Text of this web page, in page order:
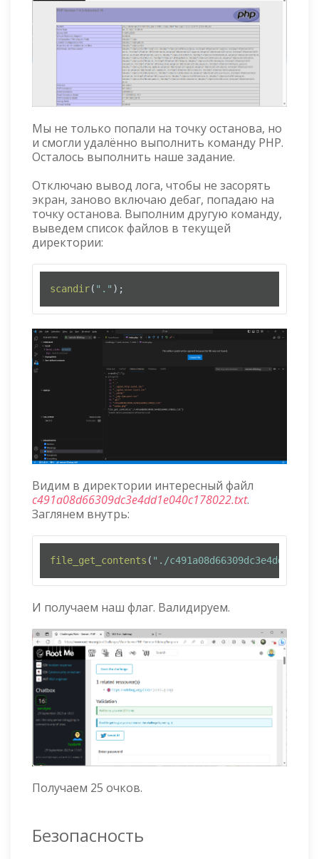
Мы не только попали на точку останова, но
и смогли удалённо выполнить команду PHP.
Осталось выполнить наше задание.
Отключаю вывод лога, чтобы не засорять
экран, заново включаю дебаг, попадаю на
точку останова. Выполним другую команду,
выведем список файлов в текущей
директории:
scandir( "." );
Видим в директории интересный файл
c491a08d66309dc3e4dd1e040c178022.txt.
Заглянем внутрь:
file_get_contents ( "./
И получаем наш флаг. Валидируем.
Получаем 25 очков.
Безопасность